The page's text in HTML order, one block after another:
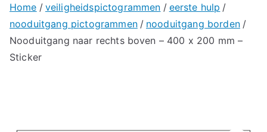
Home veiligheidspictogrammen
eerste hulp
nooduitgang pictogrammen
nooduitgang borden
Nooduitgang naar rechts boven – 400 x 200 mm –
Sticker